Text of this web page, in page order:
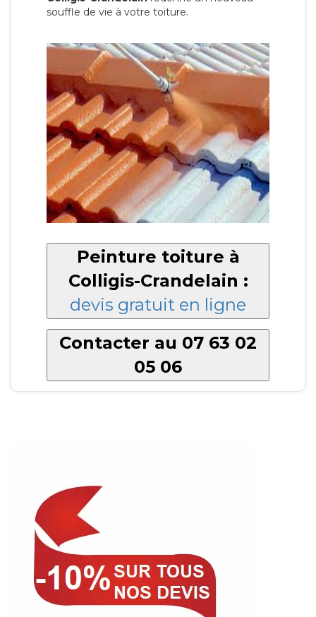
souffle de vie à votre toiture.
Peinture toiture à
Colligis-Crandelain :
devis gratuit en ligne
Contacter au 07 63 02
05 06